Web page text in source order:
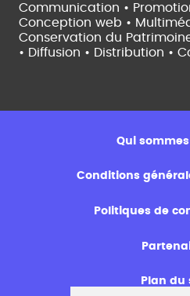
Communication •
Conception web •
Conservation du
• Diffusion • Distribution •
Qui
Conditions
Politiques de
Plan du